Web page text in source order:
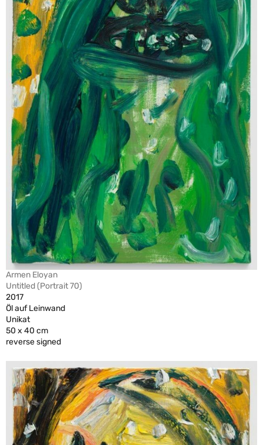
Armen Eloyan
Untitled (Portrait 70)
2017
Öl auf Leinwand
Unikat
50 x 40 cm
reverse signed